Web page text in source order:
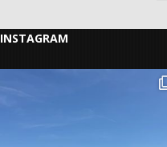
INSTAGRAM